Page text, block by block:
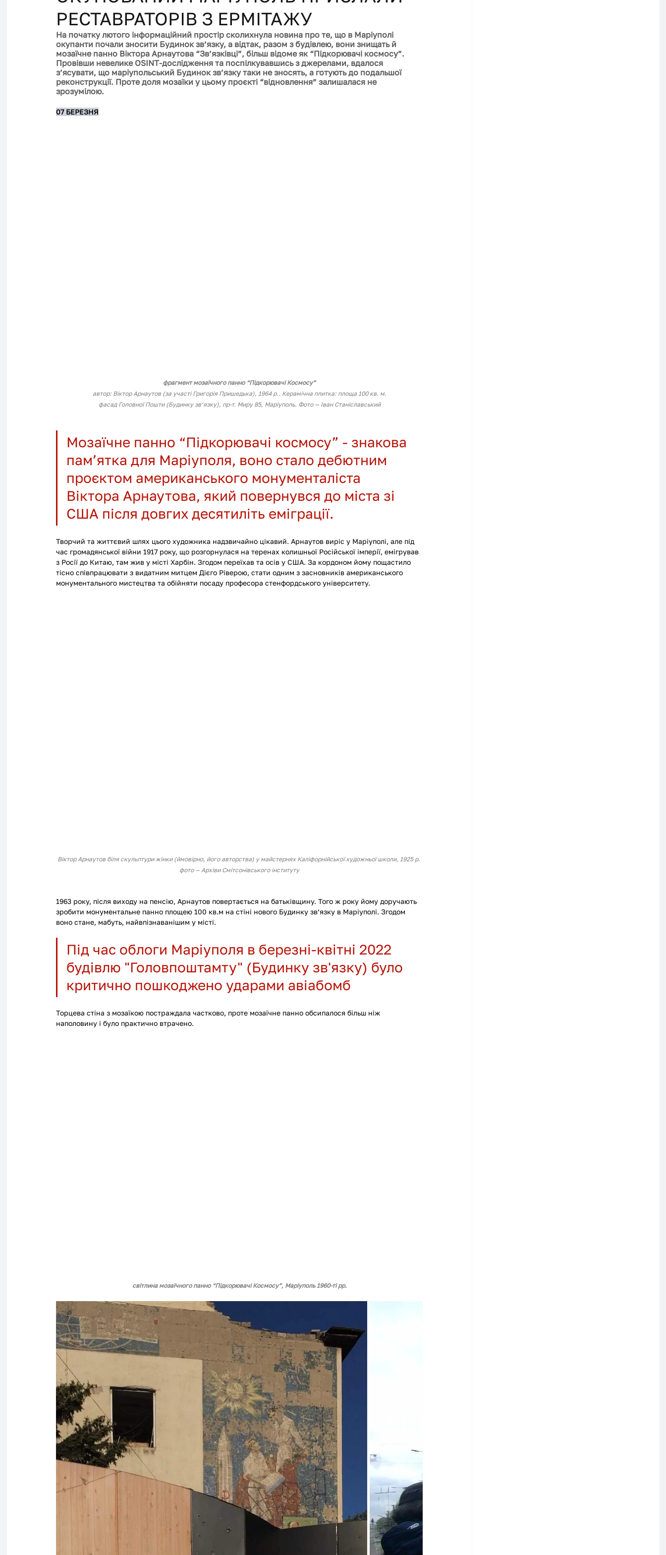
РЕСТАВРАТОРІВ З ЕРМІТАЖУ
На початку лютого інформаційний простір сколихнула новина про те, що в Маріуполі
окупанти почали зносити Будинок зв’язку, а відтак, разом з будівлею, вони знищать й
мозаїчне панно Віктора Арнаутова “Зв’язківці”, більш відоме як “Підкорювачі космосу”.
Провівши невелике OSINT-дослідження та поспілкувавшись з джерелами, вдалося
з’ясувати, що маріупольський Будинок зв’язку таки не зносять, а готують до подальшої
реконструкції. Проте доля мозаїки у цьому проєкті “відновлення” залишалася не
зрозумілою.
07 БЕРЕЗНЯ
фрагмент мозаїчного панно “Підкорювачі Космосу”
автор: Віктор Арнаутов (за участі Григорія Пришедька), 1964 р.. Керамічна плитка: площа 100 кв. м.
фасад Головної Пошти (Будинку зв’язку), пр-т. Миру 85, Маріуполь. Фото — Іван Станіславський
Мозаїчне панно “Підкорювачі космосу” - знакова
пам’ятка для Маріуполя, воно стало дебютним
проєктом американського монументаліста
Віктора Арнаутова, який повернувся до міста зі
США після довгих десятиліть еміграції.
Творчий та життєвий шлях цього художника надзвичайно цікавий. Арнаутов виріс у Маріуполі, але під
час громадянської війни 1917 року, що розгорнулася на теренах колишньої Російської імперії, емігрував
з Росії до Китаю, там жив у місті Харбін. Згодом переїхав та осів у США. За кордоном йому пощастило
тісно співпрацювати з видатним митцем Дієго Ріверою, стати одним з засновників американського
монументального мистецтва та обійняти посаду професора стенфордського університету.
Віктор Арнаутов біля скульптури жінки (ймовірно, його авторства) у майстернях Каліфорнійської художньої школи, 1925 р.
фото — Архіви Смітсонівського інституту
1963 року, після виходу на пенсію, Арнаутов повертається на батьківщину. Того ж року йому доручають
зробити монументальне панно площею 100 кв.м на стіні нового Будинку зв’язку в Маріуполі. Згодом
воно стане, мабуть, найвпізнаванішим у місті.
Під час облоги Маріуполя в березні-квітні 2022
будівлю "Головпоштамту" (Будинку зв'язку) було
критично пошкоджено ударами авіабомб
Торцева стіна з мозаїкою постраждала частково, проте мозаїчне панно обсипалося більш ніж
наполовину і було практично втрачено.
світлина мозаїчного панно “Підкорювачі Космосу”, Маріуполь 1960-ті рр.